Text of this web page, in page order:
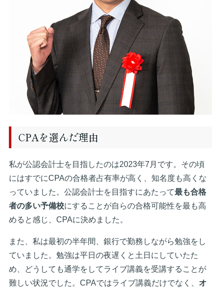
CPAを選んだ理由
私が公認会計士を目指したのは2023年7月です。その頃
にはすでにCPAの合格者占有率が高く、知名度も高くな
っていました。公認会計士を目指すにあたって最も合格
者の多い予備校にすることが自らの合格可能性を最も高
めると感じ、CPAに決めました。
また、私は最初の半年間、銀行で勤務しながら勉強をし
ていました。勉強は平日の夜遅くと土日にしていたた
め、どうしても通学をしてライブ講義を受講することが
難しい状況でした。CPAではライブ講義だけでなく、 オ